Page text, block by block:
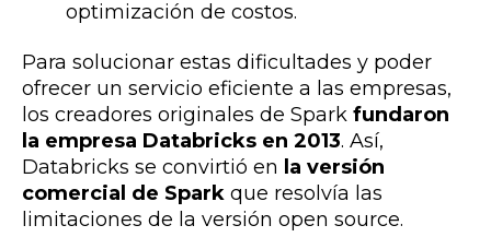
optimización de costos.
Para solucionar estas dificultades y poder
ofrecer un servicio eficiente a las empresas,
los creadores originales de Spark fundaron
la empresa Databricks en 2013. Así,
Databricks se convirtió en la versión
comercial de Spark que resolvía las
limitaciones de la versión open source.